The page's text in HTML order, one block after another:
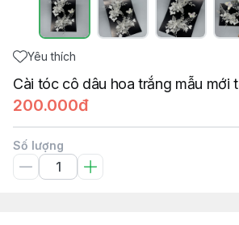
Yêu thích
Cài tóc cô dâu hoa trắng mẫu mới
200.000đ
Số lượng